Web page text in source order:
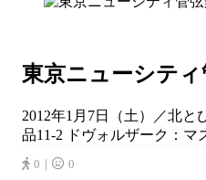
東京ニューシテ
2012年1月7日（土）／北
品11-2 ドヴォルザーク：マ
0｜ 0